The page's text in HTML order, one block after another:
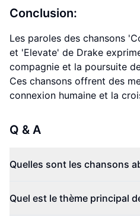
Conclusion:
Les paroles des chansons
et 'Elevate' de Drake
compagnie et la poursuite
Ces chansons offrent des
connexion humaine et la
Q & A
Quelles sont les chansons
Quel est le thème principal